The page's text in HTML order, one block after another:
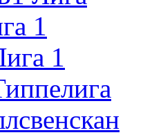
1
1